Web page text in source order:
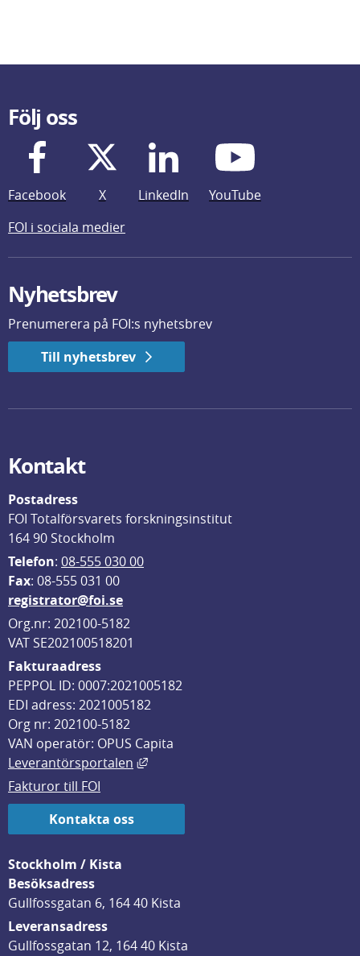
Följ oss
Facebook X LinkedIn
YouTube
FOI i sociala medier
Nyhetsbrev
Prenumerera på FOI:s nyhetsbrev
Till nyhetsbrev
Kontakt
Postadress
FOI Totalförsvarets forskningsinstitut
164 90 Stockholm
Telefon: 08-555 030 00
Fax: 08-555 031 00
registrator@foi.se
Org.nr: 202100-5182
VAT SE202100518201
Fakturaadress
PEPPOL ID: 0007:2021005182
EDI adress: 2021005182
Org nr: 202100-5182
VAN operatör: OPUS Capita
Leverantörsportalen
Länk till annan webbplats, öppnas
Fakturor till FOI
Kontakta oss
Stockholm / Kista
Besöksadress
Gullfossgatan 6, 164 40 Kista
Leveransadress
Gullfossgatan 12, 164 40 Kista